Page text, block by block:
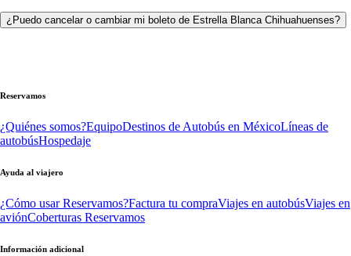
¿Puedo cancelar o cambiar mi boleto de Estrella Blanca Chihuahuenses?
Reservamos
¿Quiénes somos?EquipoDestinos de Autobús en MéxicoLíneas de
autobúsHospedaje
Ayuda al viajero
¿Cómo usar Reservamos?Factura tu compraViajes en autobúsViajes en
aviónCoberturas Reservamos
Información adicional